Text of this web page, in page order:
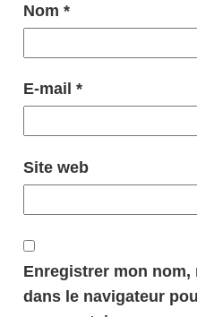
Nom *
E-mail *
Site web
Enregistrer mon
dans le navigateur